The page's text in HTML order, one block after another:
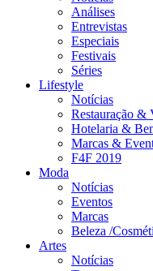
Análises
Entrevistas
Especiais
Festivais
Séries
Lifestyle
Notícias
Restauração &
Hotelaria &
Marcas &
F4F 2019
Moda
Notícias
Eventos
Marcas
Beleza /
Artes
Notícias